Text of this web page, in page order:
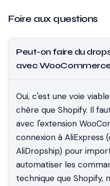
Foire aux questions
Peut-on faire du
avec
Oui, c'est une voie
chère que Shopify. Il
avec l'extension
connexion à AliExpress
AliDropship) pour
automatiser les
technique que Shopify,